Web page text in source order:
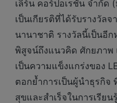
เลิร์น คอร์ปอเรชั่น จำกัด
เป็นเกียรติที่ได้รับรางวัล
นานาชาติ รางวัลนี้เป็นอี
พิสูจน์ถึงแนวคิด ศักยภาพ
เป็นความแข็งแกร่งของ
ตอกย้ำการเป็นผู้นำธุรกิจ
สุขและสำเร็จในการเรีย